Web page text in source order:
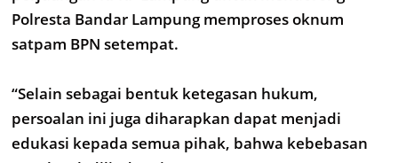
Polresta Bandar Lampung memproses oknum
satpam BPN setempat.
“Selain sebagai bentuk ketegasan hukum,
persoalan ini juga diharapkan dapat menjadi
edukasi kepada semua pihak, bahwa kebebasan